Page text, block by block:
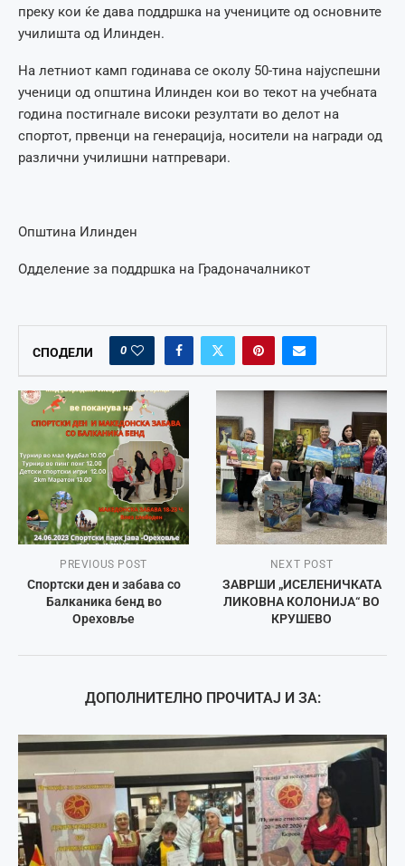
преку кои ќе дава поддршка на учениците од основните
училишта од Илинден.
На летниот камп годинава се околу 50-тина најуспешни
ученици од општина Илинден кои во текот на учебната
година постигнале високи резултати во делот на
спортот, првенци на генерација, носители на награди од
различни училишни натпревари.
Општина Илинден
Одделение за поддршка на Градоначалникот
СПОДЕЛИ 0
PREVIOUS POST
Спортски ден и забава со
Балканика бенд во
Ореховље
NEXT POST
ЗАВРШИ „ИСЕЛЕНИЧКАТА
ЛИКОВНА КОЛОНИЈА“ ВО
КРУШЕВО
ДОПОЛНИТЕЛНО ПРОЧИТАЈ И ЗА: